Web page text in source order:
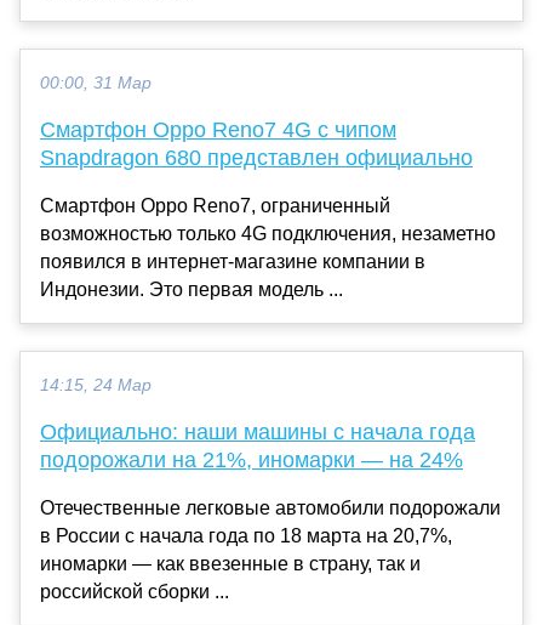
00:00, 31 Мар
Смартфон Oppo Reno7 4G с чипом
Snapdragon 680 представлен официально
Смартфон Oppo Reno7, ограниченный
возможностью только 4G подключения, незаметно
появился в интернет-магазине компании в
Индонезии. Это первая модель ...
14:15, 24 Мар
Официально: наши машины с начала года
подорожали на 21%, иномарки — на 24%
Отечественные легковые автомобили подорожали
в России с начала года по 18 марта на 20,7%,
иномарки — как ввезенные в страну, так и
российской сборки ...